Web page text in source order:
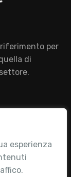
esperienza
per
di